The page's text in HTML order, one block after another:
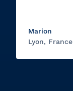
Marion
Lyon, France